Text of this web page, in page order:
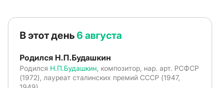
В этот день6 августа
Родился Н.П.Будашкин
Родился Н.П.Будашкин , композитор, нар. арт. РСФСР
(1972), лауреат сталинских премий СССР (1947,